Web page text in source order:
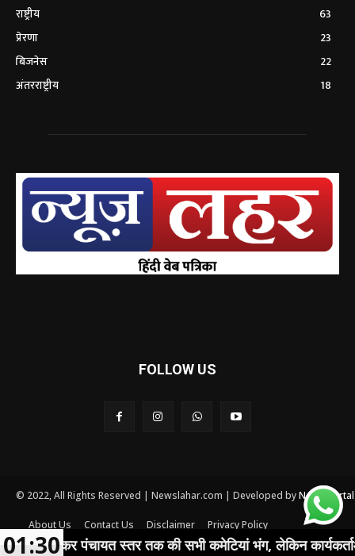
राष्ट्रीय
63
प्रेरणा
23
बिजनेस
22
अंतरराष्ट्रीय
18
FOLLOW US
© 2022, All Rights Reserved | Newslahar.com | Developed byNews
About Us Contact Us Disclaimer
Privacy Policy
Terms and conditions
पंचायत स्तर तक की सभी कमेटियां भंग, लेकिन कार्यकर्ताओं ने शीर्ष
01:30